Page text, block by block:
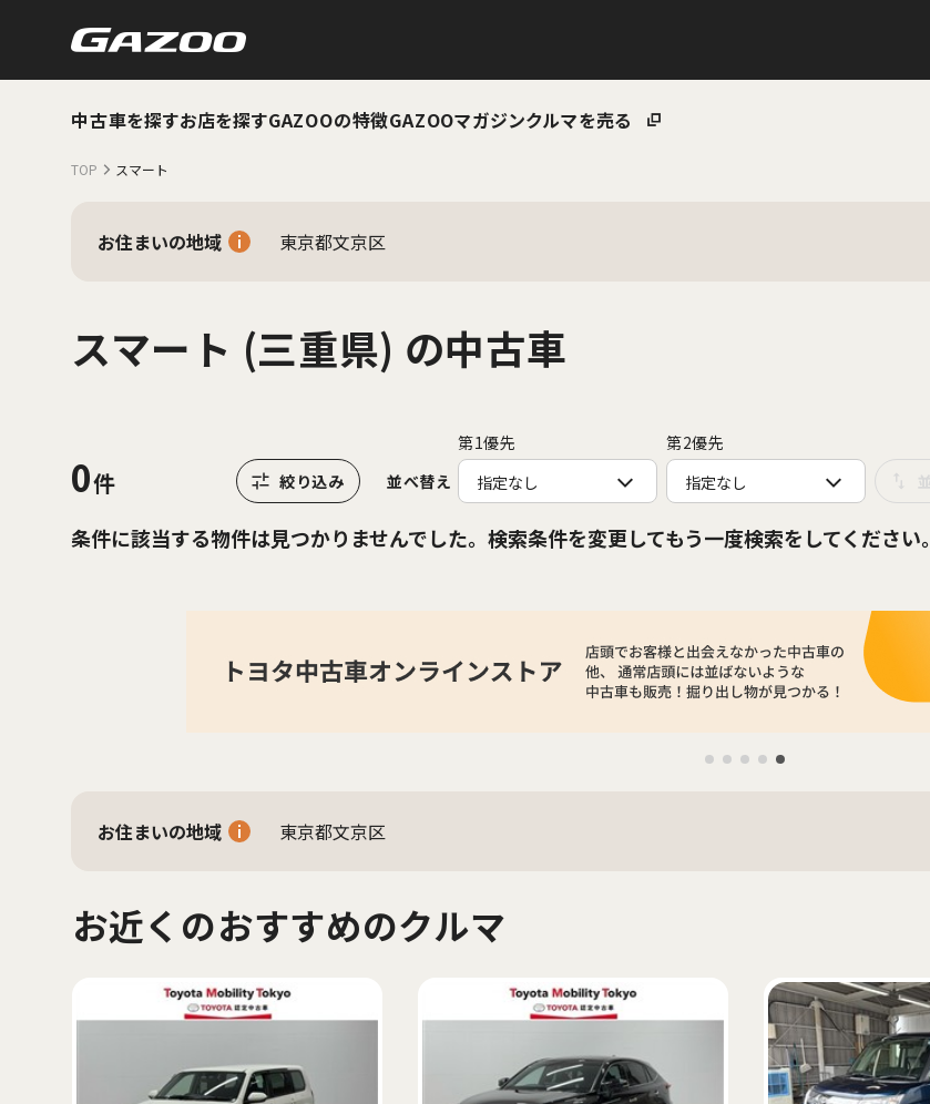
中古車を探すお店を探すGAZOOの特徴GAZOOマガジンクルマを売る
TOP スマート
お住まいの地域 東京都文京区
スマート (三重県) の中古車
0 並べ替え
第1優先
指定なし
第2優先
指定なし
条件に該当する物件は見つかりませんでした。検索条件を変更してもう一度検索をしてください。
お住まいの地域 東京都文京区
お近くのおすすめのクルマ